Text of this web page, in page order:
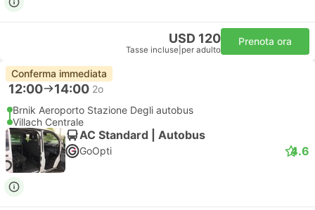
USD 120
Tasse incluse per adulto
Prenota ora
Conferma immediata
12:00 14:00 2o
Brnik Aeroporto Stazione Degli autobus
Villach Centrale
AC Standard | Autobus
GoOpti 4.6